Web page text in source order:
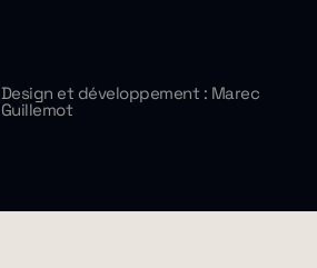
Design et développement : Marec
Guillemot